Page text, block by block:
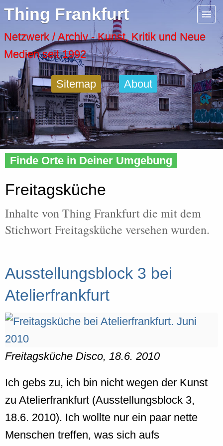
Thing Frankfurt
Netzwerk / Archiv - Kunst, Kritik und Neue
Medien seit 1992
Sitemap About
Home »Tags» Freitagsküche
Finde Orte in Deiner Umgebung
Freitagsküche
Inhalte von Thing Frankfurt die mit dem
Stichwort Freitagsküche versehen wurden.
Ausstellungsblock 3 bei
Atelierfrankfurt
Freitagsküche Disco, 18.6. 2010
Ich gebs zu, ich bin nicht wegen der Kunst
zu Atelierfrankfurt (Ausstellungsblock 3,
18.6. 2010). Ich wollte nur ein paar nette
Menschen treffen, was sich aufs
Menu
Artspaces
Cool Places
Frankfurt Diary
Activity
Recent Posts